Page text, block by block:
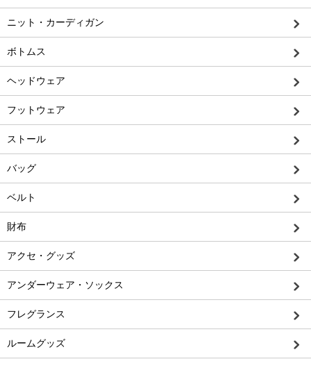
ニット・カーディガン
ボトムス
ヘッドウェア
フットウェア
ストール
バッグ
ベルト
財布
アクセ・グッズ
アンダーウェア・ソックス
フレグランス
ルームグッズ